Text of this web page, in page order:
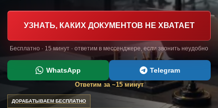
УЗНАТЬ, КАКИХ ДОКУМЕНТОВ НЕ ХВАТАЕТ
Бесплатно · 15 минут · ответим в мессенджере, если звонить неудобно
WhatsApp Telegram
Ответим за ~15 минут
ДОРАБАТЫВАЕМ БЕСПЛАТНО